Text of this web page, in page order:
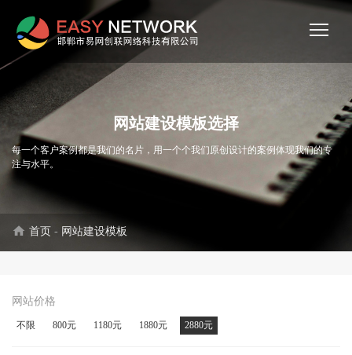
网站建设模板选择
每一个客户案例都是我们的名片，用一个个我们原创设计的案例体现我们的专
注与水平。
home 首页 - 网站建设模板
网站价格
不限 800元 1180元 1880元 2880元